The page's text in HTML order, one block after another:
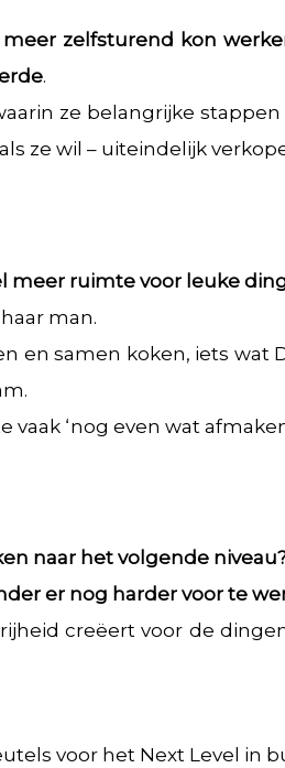
zelfsturend kon
.
ze belangrijke
ze wil – uiteindelijk
meer ruimte voor leuke
man.
en samen koken, iets wat
‘nog even wat
naar het volgende
er nog harder voor te
creëert voor de
voor het Next Level in